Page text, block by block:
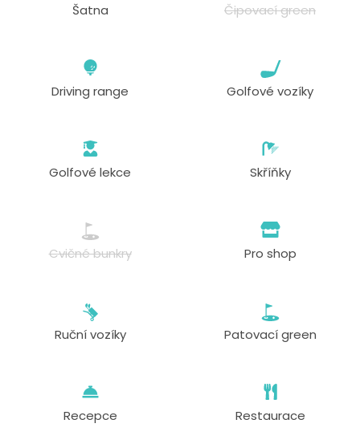
Šatna Čipovací green
Driving range Golfové vozíky
Golfové lekce Skříňky
Cvičné bunkry Pro shop
Ruční vozíky Patovací green
Recepce Restaurace